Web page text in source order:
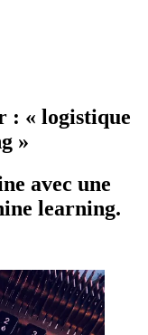
: « logistique
»
avec une
learning.